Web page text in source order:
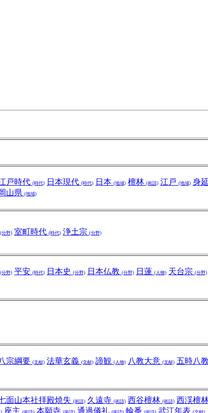
戸時代 (時代) 日本現代 (時代) 日本 (地域) 檀林 (術語) 江戸 (地域) 身
山県 (地域)
(分野) 室町時代 (時代) 浄土宗 (分野)
(分野) 平安 (時代) 日本史 (分野) 日本仏教 (分野) 日蓮 (人物) 天台宗 (分野)
宗綱要 (文献) 法華玄義 (文献) 諦観 (人物) 八教大意 (文献) 五時八教
面山本社拝殿焼失 (術語) 久遠寺 (術語) 西谷檀林 (術語) 西渓檀
座主 (術語) 本願寺 (術語) 通過儀礼 (術語) 輪番 (術語) 武江年表 (文献)